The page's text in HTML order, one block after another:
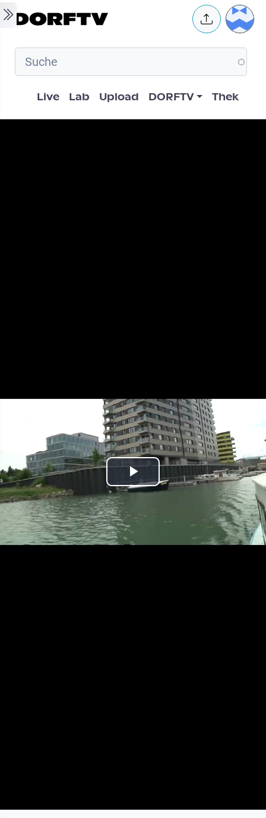
Skip to main content User
Hauptnavigation
Live Lab Upload DORFTV Thek
Play
Video